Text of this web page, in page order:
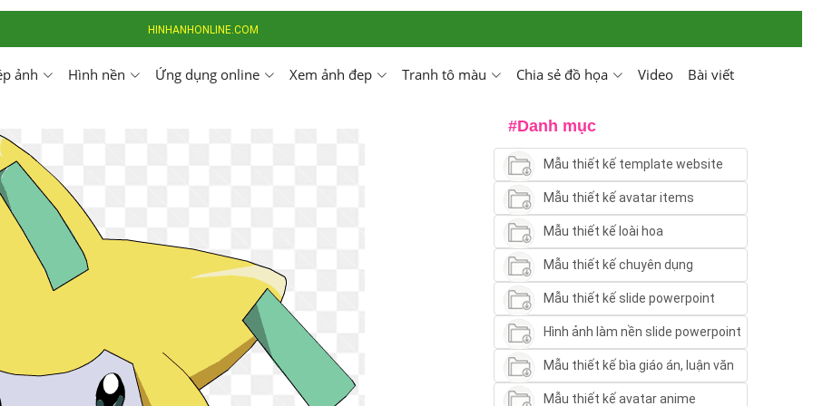
HINHANHONLINE.COM
ảnh Hình nền Ứng dụng online Xem ảnh đep Tranh tô màu Chia sẻ đồ họa Video Bài viết
#Danh mục
Mẫu thiết kế template website
Mẫu thiết kế avatar items
Mẫu thiết kế loài hoa
Mẫu thiết kế chuyên dụng
Mẫu thiết kế slide powerpoint
Hình ảnh làm nền slide powerpoint
Mẫu thiết kế bìa giáo án, luận văn
Mẫu thiết kế avatar anime